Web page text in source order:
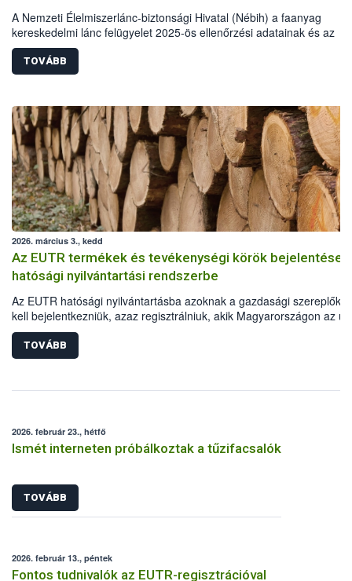
A Nemzeti Élelmiszerlánc-biztonsági Hivatal (Nébih) a faanyag
kereskedelmi lánc felügyelet 2025-ös ellenőrzési adatainak és az
illegális fakitermelés esetében más hatóságok, szervek statisztikai
alapján elkészítette a hazai illegális fakitermelés és kereskedelem
helyzetéről szóló összefoglalóját. A 2025-ös elemzés már kilenc év
fakitermelés és kereskedelem miatt több mint 62 millió forint
szabott ki bírságot a hatóság. Emellett 110 köbméter elkobzott
ingyenes átadására került sor, elsősorban a pályázó
részére.
TOVÁBB
2026. március 3., kedd
Az EUTR termékek és tevékenységi körök bejelentése a
hatósági nyilvántartási rendszerbe
Az EUTR hatósági nyilvántartásba azoknak a gazdasági
kell bejelentkezniük, azaz regisztrálniuk, akik Magyarországon az
jogszabályban meghatározott fát vagy faterméket elsőként
forgalomba, vagy azzal kereskednek. A vonatkozó uniós
995/2010/EU Parlamenti és Tanácsi Rendelet mellékletében vannak
fatermékek. Fontos ugyanakkor az is, hogy a regisztráció során
TOVÁBB
2026. február 23., hétfő
Ismét interneten próbálkoztak a tűzifacsalók
TOVÁBB
2026. február 13., péntek
Fontos tudnivalók az EUTR-regisztrációval